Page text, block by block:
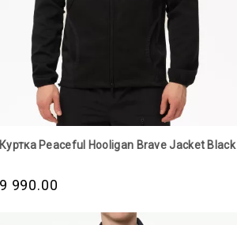
Куртка Peaceful Hooligan Brave Jacket Black
9 990.00